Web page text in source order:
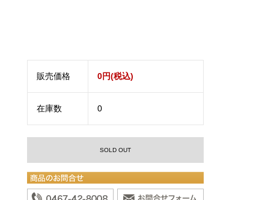
販売価格 0円(税込)
在庫数 0
SOLD OUT